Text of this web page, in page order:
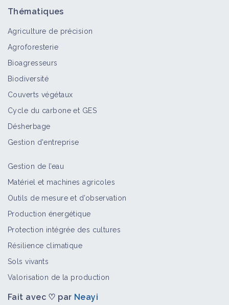
Thématiques
Agriculture de précision
Agroforesterie
Bioagresseurs
Biodiversité
Couverts végétaux
Cycle du carbone et GES
Désherbage
Gestion d'entreprise
Gestion de l’eau
Matériel et machines agricoles
Outils de mesure et d’observation
Production énergétique
Protection intégrée des cultures
Résilience climatique
Sols vivants
Valorisation de la production
Fait avec ♡ par Neayi